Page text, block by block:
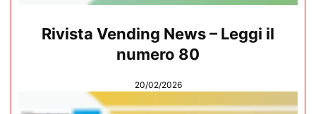
Rivista Vending News – Leggi il
numero 80
20/02/2026